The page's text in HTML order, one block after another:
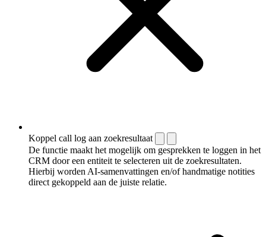
Koppel call log aan zoekresultaat
De functie maakt het mogelijk om gesprekken te loggen in het
CRM door een entiteit te selecteren uit de zoekresultaten.
Hierbij worden AI-samenvattingen en/of handmatige notities
direct gekoppeld aan de juiste relatie.